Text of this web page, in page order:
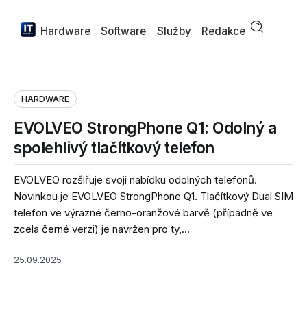
Hardware Software Služby Redakce
HARDWARE
EVOLVEO StrongPhone Q1: Odolný a
spolehlivý tlačítkový telefon
EVOLVEO rozšiřuje svoji nabídku odolných telefonů.
Novinkou je EVOLVEO StrongPhone Q1. Tlačítkový Dual SIM
telefon ve výrazné černo-oranžové barvě (případně ve
zcela černé verzi) je navržen pro ty,...
25.09.2025